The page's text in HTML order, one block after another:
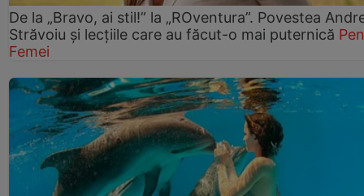
De la „Bravo, ai stil!” la „ROventura”. Povestea
Străvoiu și lecțiile care au făcut-o mai puternică
Femei